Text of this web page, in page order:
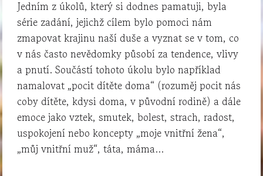
Jedním z úkolů, který si dodnes pamatuji, byla
série zadání, jejichž cílem bylo pomoci nám
zmapovat krajinu naší duše a vyznat se v tom, co
v nás často nevědomky působí za tendence, vlivy
a pnutí. Součástí tohoto úkolu bylo například
namalovat „pocit dítěte doma“ (rozuměj pocit nás
coby dítěte, kdysi doma, v původní rodině) a dále
emoce jako vztek, smutek, bolest, strach, radost,
uspokojení nebo koncepty „moje vnitřní žena“,
„můj vnitřní muž“, táta, máma…